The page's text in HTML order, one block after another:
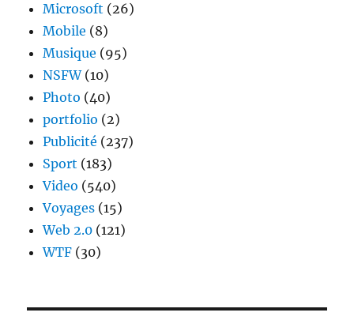
Microsoft (26)
Mobile (8)
Musique (95)
NSFW(10)
Photo (40)
portfolio (2)
Publicité (237)
Sport (183)
Video (540)
Voyages (15)
Web 2.0 (121)
WTF (30)